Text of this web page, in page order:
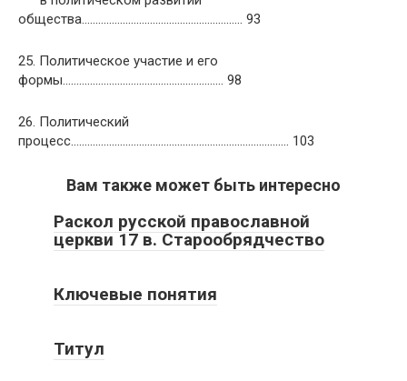
общества………………………………………………….. 93
25. Политическое участие и его
формы………………………………………………….. 98
26. Политический
процесс…………………………………………………………………….. 103
Вам также может быть интересно
Раскол русской православной
церкви 17 в. Старообрядчество
Ключевые понятия
Титул